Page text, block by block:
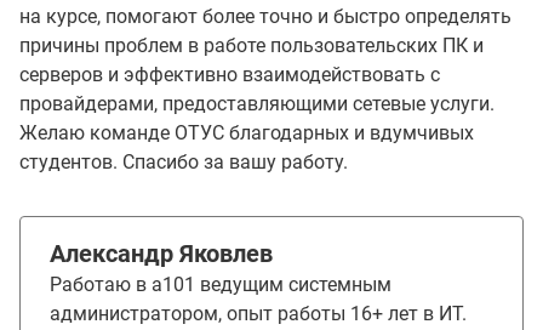
на курсе, помогают более точно и быстро определять
причины проблем в работе пользовательских ПК и
серверов и эффективно взаимодействовать с
провайдерами, предоставляющими сетевые услуги.
Желаю команде ОТУС благодарных и вдумчивых
студентов. Спасибо за вашу работу.
Александр Яковлев
Работаю в a101 ведущим системным
администратором, опыт работы 16+ лет в ИТ.